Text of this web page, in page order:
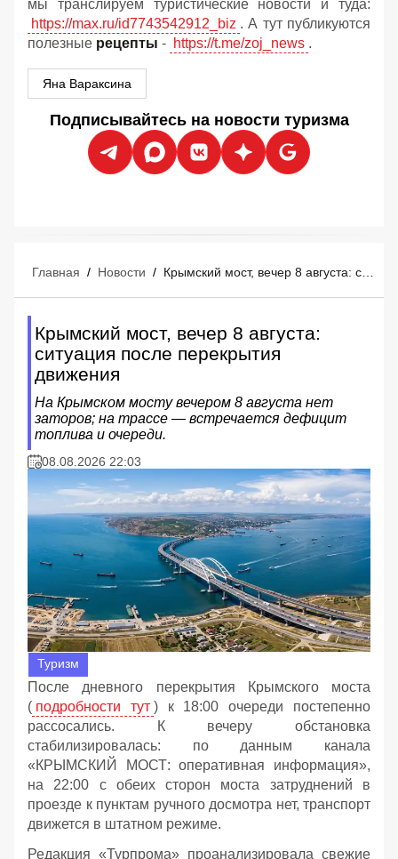
мы транслируем туристические новости и туда:
https://max.ru/id7743542912_biz . А тут публикуются
полезные рецепты - https://t.me/zoj_news .
Яна Вараксина
Подписывайтесь на новости туризма
Главная / Новости /
Крымский мост, вечер 8 августа:
ситуация после перекрытия
движения
На Крымском мосту вечером 8 августа нет
заторов; на трассе — встречается дефицит
топлива и очереди.
08.08.2026 22:03
Туризм
После дневного перекрытия Крымского моста
( подробности тут ) к 18:00 очереди постепенно
рассосались. К вечеру обстановка
стабилизировалась: по данным канала
«КРЫМСКИЙ МОСТ: оперативная информация»,
на 22:00 с обеих сторон моста затруднений в
проезде к пунктам ручного досмотра нет, транспорт
движется в штатном режиме.
Редакция «Турпрома» проанализировала свежие